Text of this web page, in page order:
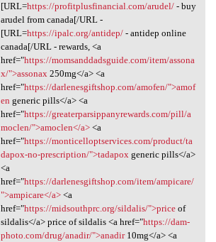
[URL=https://profitplusfinancial.com/arudel/- buy
arudel from canada[/URL -
[URL=https://ipalc.org/antidep/- antidep online
canada[/URL - rewards, <a
href="https://momsanddadsguide.com/item/assona
x/">assonax250mg</a> <a
href="https://darlenesgiftshop.com/amofen/">amof
en generic pills</a> <a
href="https://greaterparsippanyrewards.com/pill/a
moclen/">amoclen</a><a
href="https://monticelloptservices.com/product/ta
dapox-no-prescription/">tadapoxgeneric pills</a>
<a
href="https://darlenesgiftshop.com/item/ampicare/
">ampicare</a><a
href="https://midsouthprc.org/sildalis/">priceof
sildalis</a> price of sildalis <a href="https://dam-
photo.com/drug/anadir/">anadir10mg</a> <a